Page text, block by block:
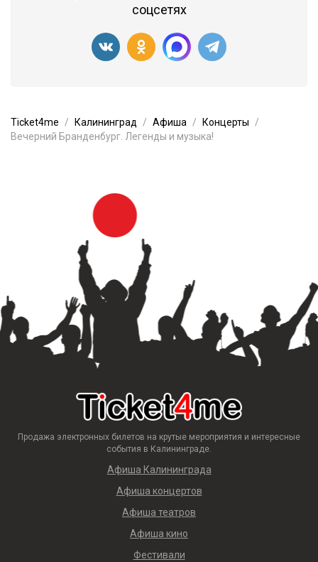
соцсетях
Ticket4me Калининград Афиша
Концерты
Вечерний Бранденбург. Легенды и музыка!
Продажа электронных билетов на крутые мероприятия и интересные
события в Калининграде.
Афиша Калининграда
Афиша концертов
Афиша театров
Афиша кино
Фестивали